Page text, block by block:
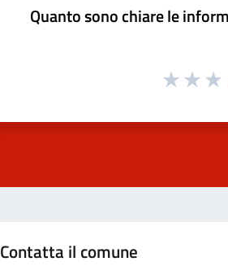
Quanto sono chiare le
Contatta il comune